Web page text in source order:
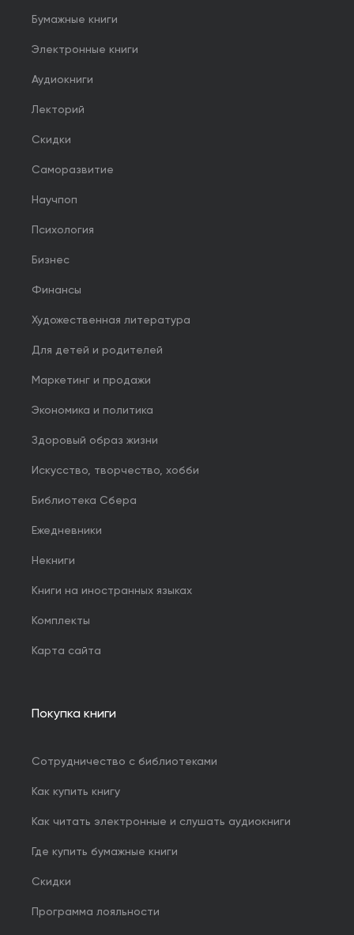
Бумажные книги
Электронные книги
Аудиокниги
Лекторий
Скидки
Саморазвитие
Научпоп
Психология
Бизнес
Финансы
Художественная литература
Для детей и родителей
Маркетинг и продажи
Экономика и политика
Здоровый образ жизни
Искусство, творчество, хобби
Библиотека Сбера
Ежедневники
Некниги
Книги на иностранных языках
Комплекты
Карта сайта
Покупка книги
Сотрудничество с библиотеками
Как купить книгу
Как читать электронные и слушать аудиокниги
Где купить бумажные книги
Скидки
Программа лояльности